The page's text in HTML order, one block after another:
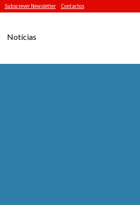
Subscrever Newsletter Contactos
Notícias